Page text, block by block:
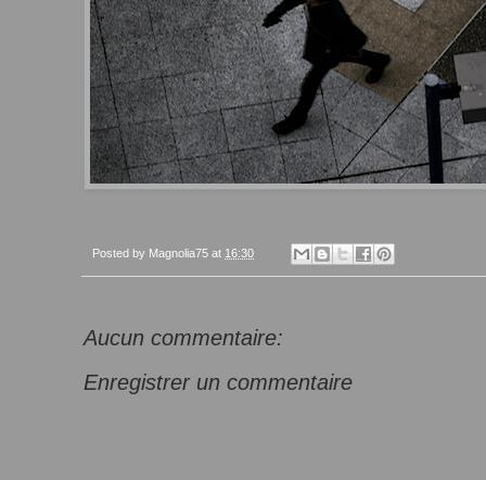
Posted by Magnolia75 at 16:30
Aucun commentaire:
Enregistrer un commentaire